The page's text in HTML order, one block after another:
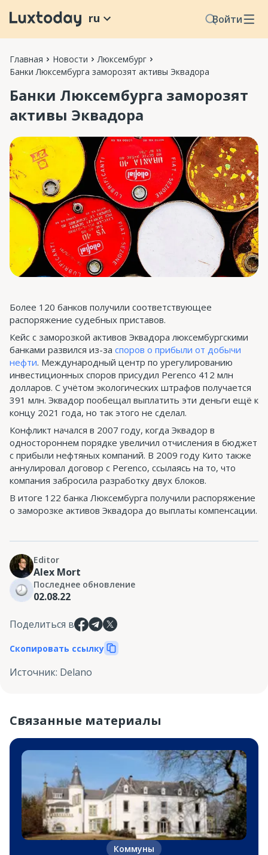
Войти
ru
Главная Новости
Люксембург
Банки Люксембурга заморозят активы Эквадора
Банки Люксембурга заморозят
активы Эквадора
Более 120 банков получили соответствующее
распоряжение судебных приставов.
Кейс с заморозкой активов Эквадора люксембургскими
банками развился из-за споров о прибыли от добычи
нефти. Международный центр по урегулированию
инвестиционных споров присудил Perencо 412 млн
долларов. С учётом экологических штрафов получается
391 млн. Эквадор пообещал выплатить эти деньги ещё к
концу 2021 года, но так этого не сделал.
Конфликт начался в 2007 году, когда Эквадор в
одностороннем порядке увеличил отчисления в бюджет
с прибыли нефтяных компаний. В 2009 году Кито также
аннулировал договор с Perenco, ссылаясь на то, что
компания забросила разработку двух блоков.
В итоге 122 банка Люксембурга получили распоряжение
о заморозке активов Эквадора до выплаты компенсации.
Editor
Alex Mort
Последнее обновление
02.08.22
Поделиться в
Скопировать ссылку
Источник: Delano
Связанные материалы
Коммуны